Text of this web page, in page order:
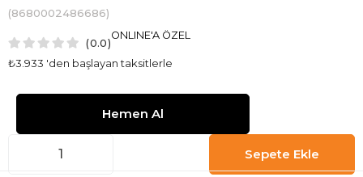
(8680002486686)
0.0
₺3.933 'den başlayan taksitlerle
ONLINE'A ÖZEL